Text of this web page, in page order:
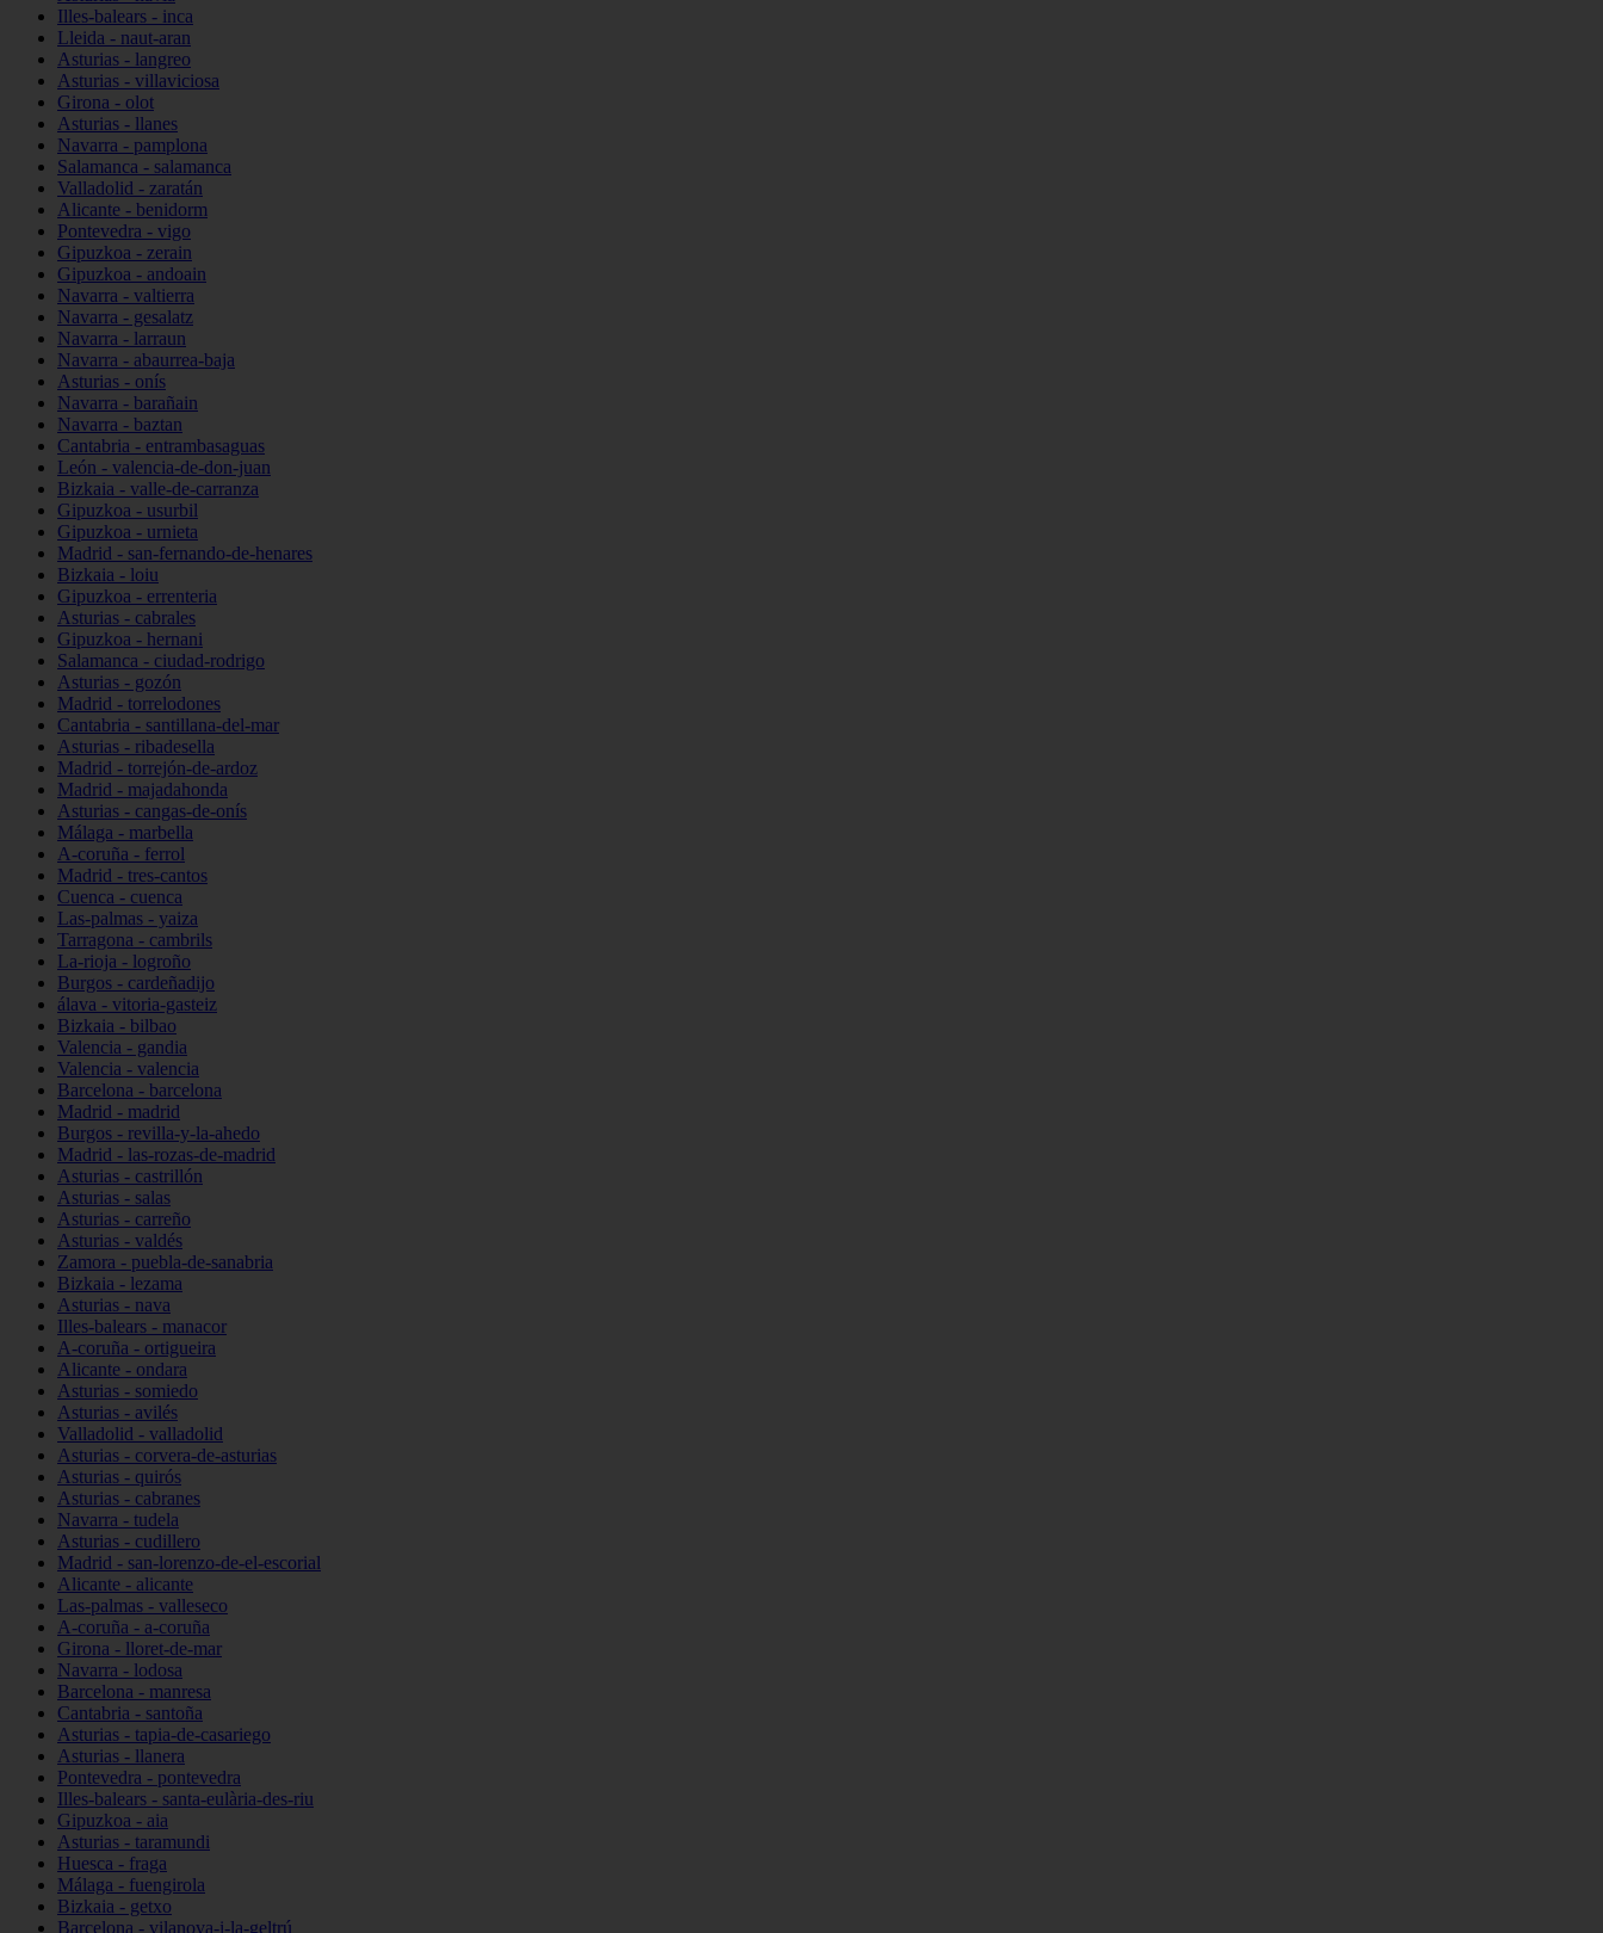
Illes-balears - inca
Lleida - naut-aran
Asturias - langreo
Asturias - villaviciosa
Girona - olot
Asturias - llanes
Navarra - pamplona
Salamanca - salamanca
Valladolid - zaratán
Alicante - benidorm
Pontevedra - vigo
Gipuzkoa - zerain
Gipuzkoa - andoain
Navarra - valtierra
Navarra - gesalatz
Navarra - larraun
Navarra - abaurrea-baja
Asturias - onís
Navarra - barañain
Navarra - baztan
Cantabria - entrambasaguas
León - valencia-de-don-juan
Bizkaia - valle-de-carranza
Gipuzkoa - usurbil
Gipuzkoa - urnieta
Madrid - san-fernando-de-henares
Bizkaia - loiu
Gipuzkoa - errenteria
Asturias - cabrales
Gipuzkoa - hernani
Salamanca - ciudad-rodrigo
Asturias - gozón
Madrid - torrelodones
Cantabria - santillana-del-mar
Asturias - ribadesella
Madrid - torrejón-de-ardoz
Madrid - majadahonda
Asturias - cangas-de-onís
Málaga - marbella
A-coruña - ferrol
Madrid - tres-cantos
Cuenca - cuenca
Las-palmas - yaiza
Tarragona - cambrils
La-rioja - logroño
Burgos - cardeñadijo
álava - vitoria-gasteiz
Bizkaia - bilbao
Valencia - gandia
Valencia - valencia
Barcelona - barcelona
Madrid - madrid
Burgos - revilla-y-la-ahedo
Madrid - las-rozas-de-madrid
Asturias - castrillón
Asturias - salas
Asturias - carreño
Asturias - valdés
Zamora - puebla-de-sanabria
Bizkaia - lezama
Asturias - nava
Illes-balears - manacor
A-coruña - ortigueira
Alicante - ondara
Asturias - somiedo
Asturias - avilés
Valladolid - valladolid
Asturias - corvera-de-asturias
Asturias - quirós
Asturias - cabranes
Navarra - tudela
Asturias - cudillero
Madrid - san-lorenzo-de-el-escorial
Alicante - alicante
Las-palmas - valleseco
A-coruña - a-coruña
Girona - lloret-de-mar
Navarra - lodosa
Barcelona - manresa
Cantabria - santoña
Asturias - tapia-de-casariego
Asturias - llanera
Pontevedra - pontevedra
Illes-balears - santa-eulària-des-riu
Gipuzkoa - aia
Asturias - taramundi
Huesca - fraga
Málaga - fuengirola
Bizkaia - getxo
Barcelona - vilanova-i-la-geltrú